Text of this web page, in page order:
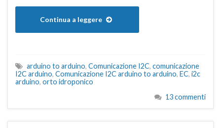
Continua a leggere
arduino to arduino, Comunicazione I2C, comunicazione
I2C arduino, Comunicazione I2C arduino to arduino, EC, i2c
arduino, orto idroponico
13 commenti